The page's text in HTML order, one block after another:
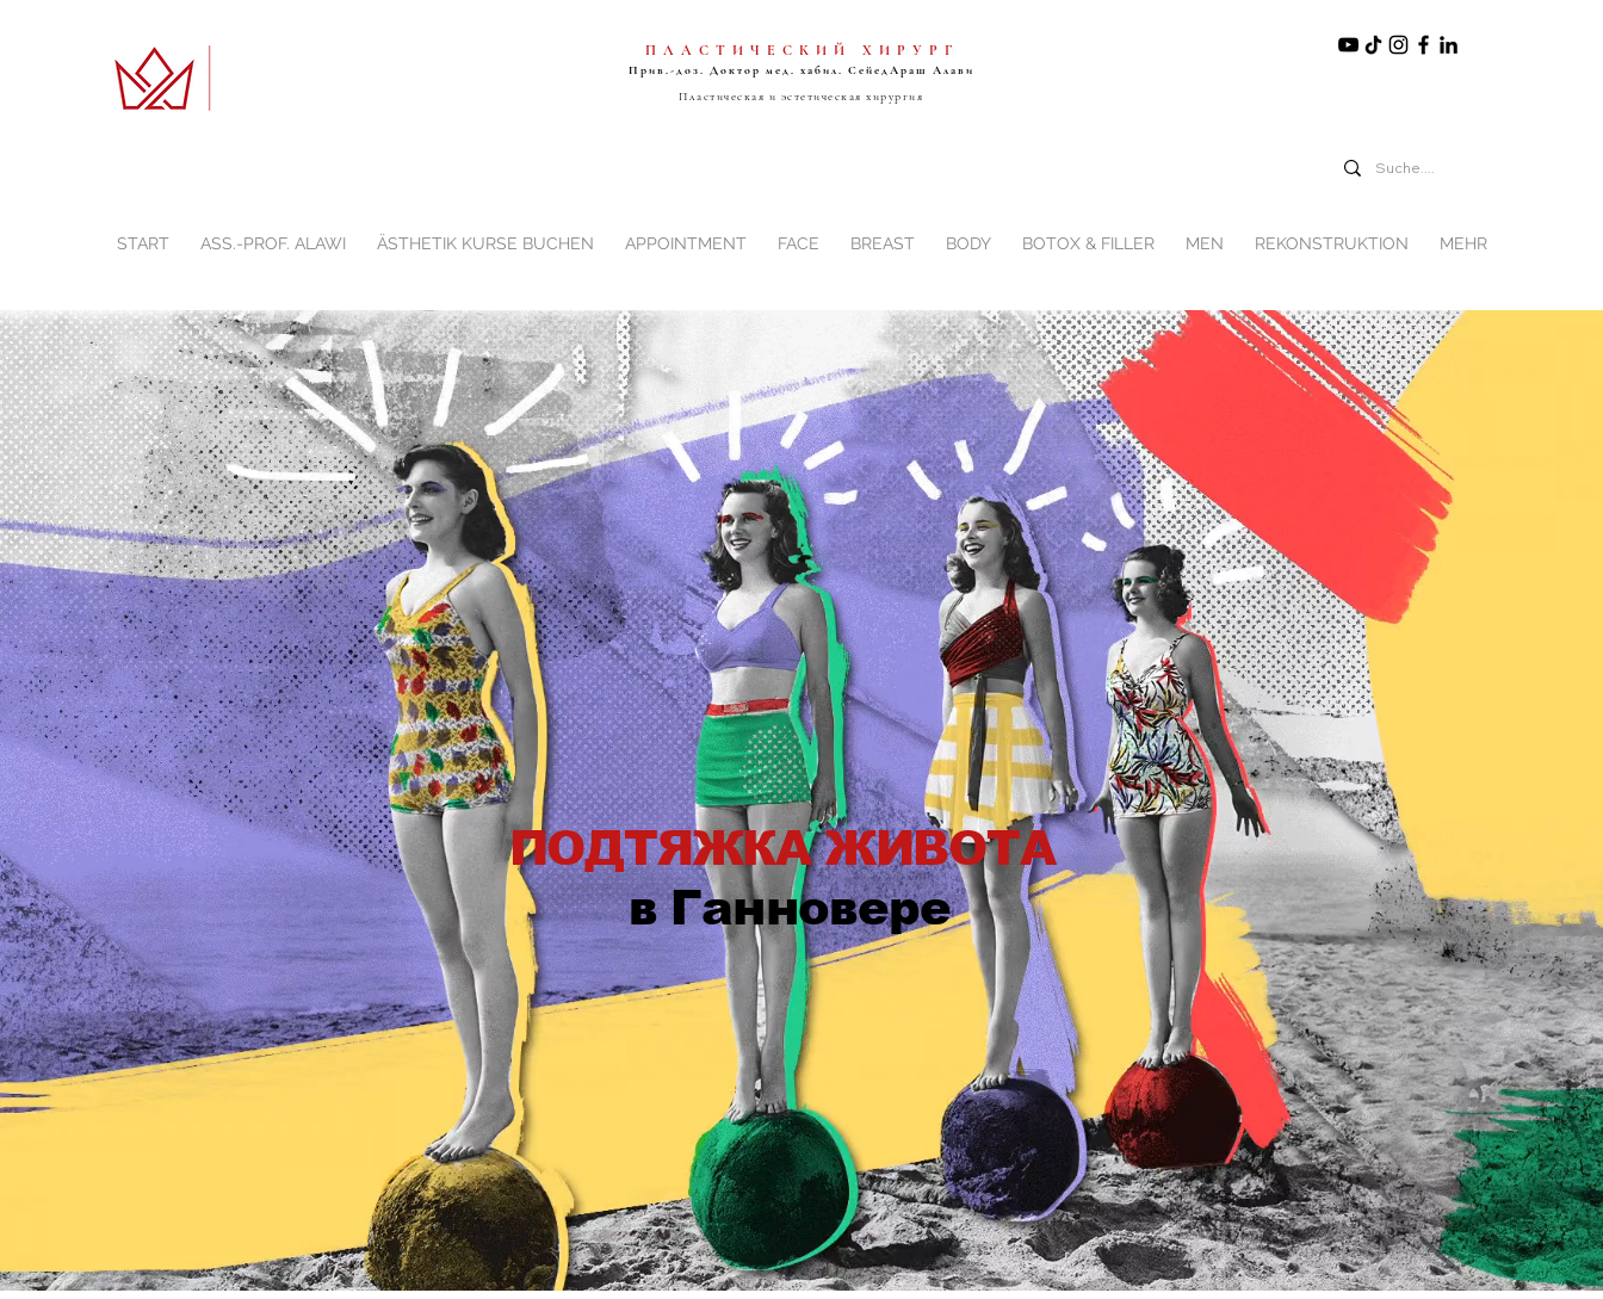
ПЛАСТИЧЕСКИЙ ХИРУРГ
Прив.-доз. Доктор мед. хабил. СейедАраш Алави
Пластическая и эстетическая хирургия
START ASS.-PROF. ALAWI ÄSTHETIK KURSE BUCHEN APPOINTMENT FACE BREAST BODY BOTOX & FILLER MEN REKONSTRUKTION MEHR
ПОДТЯЖКА ЖИВОТА
в Ганновере